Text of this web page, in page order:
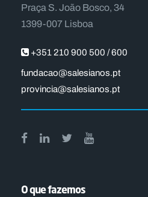
Praça S. João Bosco, 34
1399-007 Lisboa
+351 210 900 500 / 600
fundacao@salesianos.pt
provincia@salesianos.pt
O que fazemos